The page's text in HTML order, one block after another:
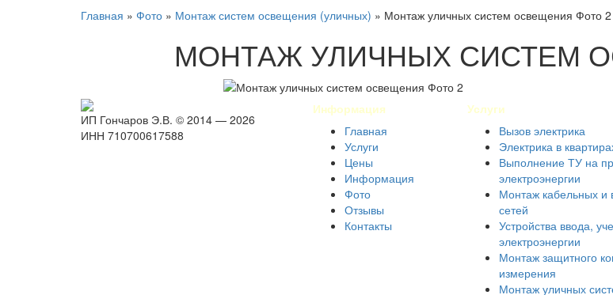
Главная » Фото » Монтаж систем освещения (уличных) » Монтаж уличных систем освещения Фото 2
МОНТАЖ УЛИЧНЫХ СИСТЕМ
ИП Гончаров Э.В. © 2014 — 2026
ИНН 710700617588
Информация
Главная
Услуги
Цены
Информация
Фото
Отзывы
Контакты
Услуги
Вызов электрика
Электрика в
Выполнение ТУ на
электроэнергии
Монтаж кабельных и
сетей
Устройства ввода,
электроэнергии
Монтаж защитного
измерения
Монтаж уличных